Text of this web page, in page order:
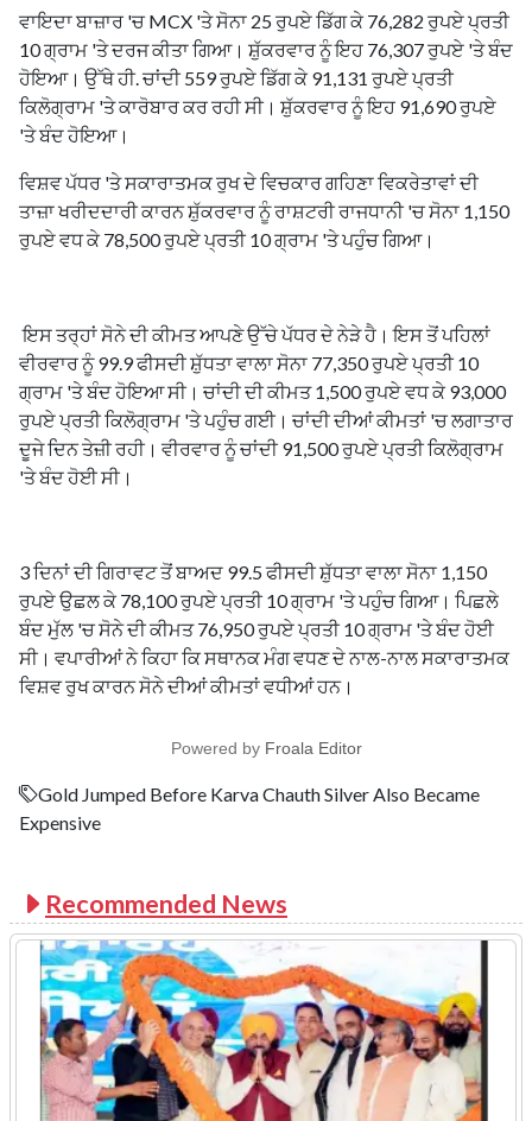
ਵਾਇਦਾ ਬਾਜ਼ਾਰ 'ਚ MCX 'ਤੇ ਸੋਨਾ 25 ਰੁਪਏ ਡਿੱਗ ਕੇ 76,282 ਰੁਪਏ ਪ੍ਰਤੀ
10 ਗ੍ਰਾਮ 'ਤੇ ਦਰਜ ਕੀਤਾ ਗਿਆ। ਸ਼ੁੱਕਰਵਾਰ ਨੂੰ ਇਹ 76,307 ਰੁਪਏ 'ਤੇ ਬੰਦ
ਹੋਇਆ। ਉੱਥੇ ਹੀ. ਚਾਂਦੀ 559 ਰੁਪਏ ਡਿੱਗ ਕੇ 91,131 ਰੁਪਏ ਪ੍ਰਤੀ
ਕਿਲੋਗ੍ਰਾਮ 'ਤੇ ਕਾਰੋਬਾਰ ਕਰ ਰਹੀ ਸੀ। ਸ਼ੁੱਕਰਵਾਰ ਨੂੰ ਇਹ 91,690 ਰੁਪਏ
'ਤੇ ਬੰਦ ਹੋਇਆ।
ਵਿਸ਼ਵ ਪੱਧਰ 'ਤੇ ਸਕਾਰਾਤਮਕ ਰੁਖ ਦੇ ਵਿਚਕਾਰ ਗਹਿਣਾ ਵਿਕਰੇਤਾਵਾਂ ਦੀ
ਤਾਜ਼ਾ ਖਰੀਦਦਾਰੀ ਕਾਰਨ ਸ਼ੁੱਕਰਵਾਰ ਨੂੰ ਰਾਸ਼ਟਰੀ ਰਾਜਧਾਨੀ 'ਚ ਸੋਨਾ 1,150
ਰੁਪਏ ਵਧ ਕੇ 78,500 ਰੁਪਏ ਪ੍ਰਤੀ 10 ਗ੍ਰਾਮ 'ਤੇ ਪਹੁੰਚ ਗਿਆ।
ਇਸ ਤਰ੍ਹਾਂ ਸੋਨੇ ਦੀ ਕੀਮਤ ਆਪਣੇ ਉੱਚੇ ਪੱਧਰ ਦੇ ਨੇੜੇ ਹੈ। ਇਸ ਤੋਂ ਪਹਿਲਾਂ
ਵੀਰਵਾਰ ਨੂੰ 99.9 ਫੀਸਦੀ ਸ਼ੁੱਧਤਾ ਵਾਲਾ ਸੋਨਾ 77,350 ਰੁਪਏ ਪ੍ਰਤੀ 10
ਗ੍ਰਾਮ 'ਤੇ ਬੰਦ ਹੋਇਆ ਸੀ। ਚਾਂਦੀ ਦੀ ਕੀਮਤ 1,500 ਰੁਪਏ ਵਧ ਕੇ 93,000
ਰੁਪਏ ਪ੍ਰਤੀ ਕਿਲੋਗ੍ਰਾਮ 'ਤੇ ਪਹੁੰਚ ਗਈ। ਚਾਂਦੀ ਦੀਆਂ ਕੀਮਤਾਂ 'ਚ ਲਗਾਤਾਰ
ਦੂਜੇ ਦਿਨ ਤੇਜ਼ੀ ਰਹੀ। ਵੀਰਵਾਰ ਨੂੰ ਚਾਂਦੀ 91,500 ਰੁਪਏ ਪ੍ਰਤੀ ਕਿਲੋਗ੍ਰਾਮ
'ਤੇ ਬੰਦ ਹੋਈ ਸੀ।
3 ਦਿਨਾਂ ਦੀ ਗਿਰਾਵਟ ਤੋਂ ਬਾਅਦ 99.5 ਫੀਸਦੀ ਸ਼ੁੱਧਤਾ ਵਾਲਾ ਸੋਨਾ 1,150
ਰੁਪਏ ਉਛਲ ਕੇ 78,100 ਰੁਪਏ ਪ੍ਰਤੀ 10 ਗ੍ਰਾਮ 'ਤੇ ਪਹੁੰਚ ਗਿਆ। ਪਿਛਲੇ
ਬੰਦ ਮੁੱਲ 'ਚ ਸੋਨੇ ਦੀ ਕੀਮਤ 76,950 ਰੁਪਏ ਪ੍ਰਤੀ 10 ਗ੍ਰਾਮ 'ਤੇ ਬੰਦ ਹੋਈ
ਸੀ। ਵਪਾਰੀਆਂ ਨੇ ਕਿਹਾ ਕਿ ਸਥਾਨਕ ਮੰਗ ਵਧਣ ਦੇ ਨਾਲ-ਨਾਲ ਸਕਾਰਾਤਮਕ
ਵਿਸ਼ਵ ਰੁਖ ਕਾਰਨ ਸੋਨੇ ਦੀਆਂ ਕੀਮਤਾਂ ਵਧੀਆਂ ਹਨ।
Powered by Froala Editor
Gold Jumped Before Karva Chauth Silver Also Became
Expensive
Recommended News